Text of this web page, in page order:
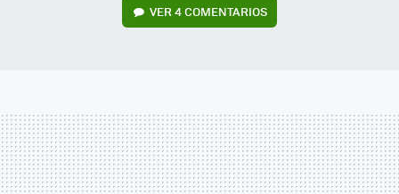
VER4 COMENTARIOS